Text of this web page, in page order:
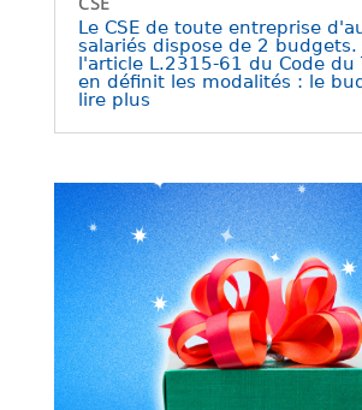
Le CSE de toute entreprise
salariés dispose de 2 budgets.
l'article L.2315-61 du Code du
en définit les modalités : le
lire plus